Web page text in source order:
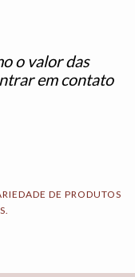
o valor das
em contato
DE PRODUTOS